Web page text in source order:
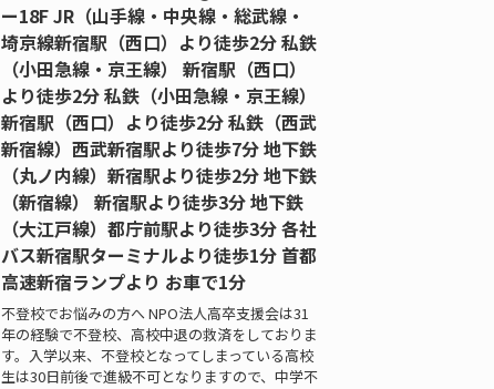
ー18F JR（山手線・中央線・総武線・
埼京線新宿駅（西口）より徒歩2分 私鉄
（小田急線・京王線） 新宿駅（西口）
より徒歩2分 私鉄（小田急線・京王線）
新宿駅（西口）より徒歩2分 私鉄（西武
新宿線）西武新宿駅より徒歩7分 地下鉄
（丸ノ内線）新宿駅より徒歩2分 地下鉄
（新宿線） 新宿駅より徒歩3分 地下鉄
（大江戸線）都庁前駅より徒歩3分 各社
バス新宿駅ターミナルより徒歩1分 首都
高速新宿ランプより お車で1分
不登校でお悩みの方へ NPO法人高卒支援会は31
年の経験で不登校、高校中退の救済をしておりま
す。入学以来、不登校となってしまっている高校
生は30日前後で進級不可となりますので、中学不